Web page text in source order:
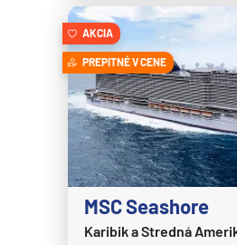
Norwegian Aqua
Norwegian Aura
Norwegian Bliss
Norwegian Breakaway
Norwegian Dawn
Norwegian Encore
Norwegian Epic
Norwegian Escape
AKCIA
PREPITNÉ V CENE
MSC Seashore
Karibik a Stredná